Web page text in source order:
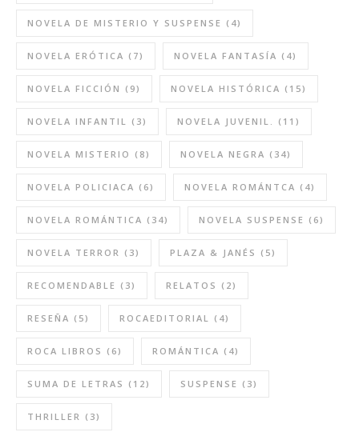
NOVELA DE MISTERIO Y SUSPENSE (4)
NOVELA ERÓTICA (7) NOVELA FANTASÍA (4)
NOVELA FICCIÓN (9) NOVELA HISTÓRICA (15)
NOVELA INFANTIL (3) NOVELA JUVENIL. (11)
NOVELA MISTERIO (8) NOVELA NEGRA (34)
NOVELA POLICIACA (6) NOVELA ROMÁNTCA (4)
NOVELA ROMÁNTICA (34) NOVELA SUSPENSE (6)
NOVELA TERROR (3) PLAZA & JANÉS (5)
RECOMENDABLE (3) RELATOS (2)
RESEÑA (5) ROCAEDITORIAL (4)
ROCA LIBROS (6) ROMÁNTICA (4)
SUMA DE LETRAS (12) SUSPENSE (3)
THRILLER (3)